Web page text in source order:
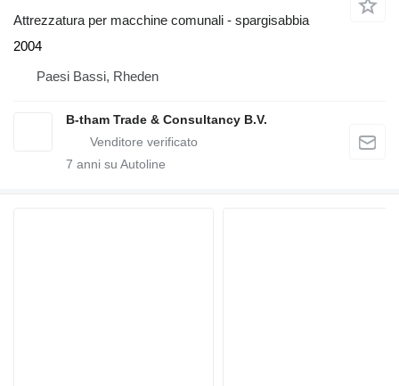
Attrezzatura per macchine comunali - spargisabbia
2004
Paesi Bassi, Rheden
B-tham Trade & Consultancy B.V.
7 anni su Autoline